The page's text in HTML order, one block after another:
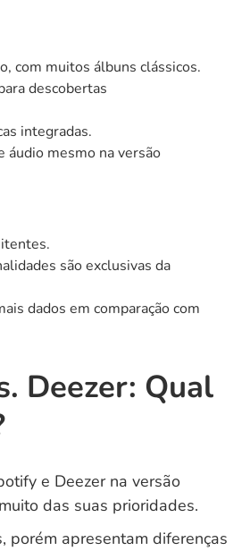
com muitos álbuns clássicos.
descobertas
integradas.
áudio mesmo na versão
são exclusivas da
dados em comparação com
Deezer: Qual
e Deezer na versão
das suas prioridades.
porém apresentam diferenças